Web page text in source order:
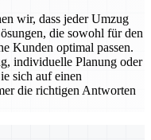
wir, dass jeder Umzug
die sowohl für den
Kunden optimal passen.
individuelle Planung oder
sich auf einen
die richtigen Antworten